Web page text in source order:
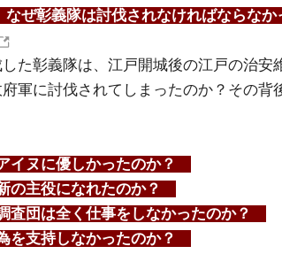
ぜ彰義隊は討伐されなければならな
た彰義隊は、江戸開城後の江戸の治安
軍に討伐されてしまったのか？その背
イヌに優しかったのか？
の主役になれたのか？
査団は全く仕事をしなかったのか？
を支持しなかったのか？